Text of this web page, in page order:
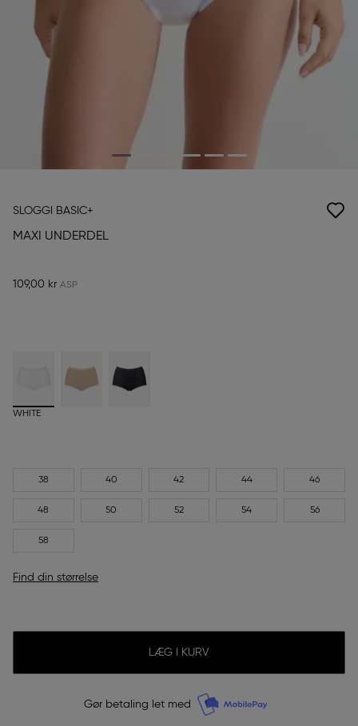
SLOGGI BASIC+
MAXI UNDERDEL
109,00 kr
WHITE
38 40 42 44 46
48 50 52 54 56
58
Find din størrelse
LÆG I KURV
Gør betaling let med